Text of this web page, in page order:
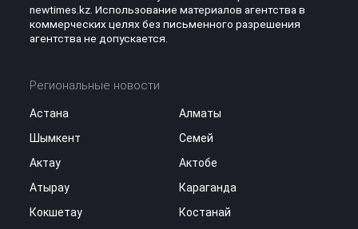
newtimes.kz. Использование материалов агентства в
коммерческих целях без письменного разрешения
агентства не допускается.
Региональные новости
Астана
Алматы
Шымкент
Семей
Актау
Актобе
Атырау
Караганда
Кокшетау
Костанай